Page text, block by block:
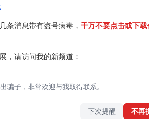
卡（机械硬盘）
条消息带有盗号病毒， 千万不要点击或下载
，请访问我的新频道：
骗子，非常欢迎与我取得联系。
下次提醒 不再